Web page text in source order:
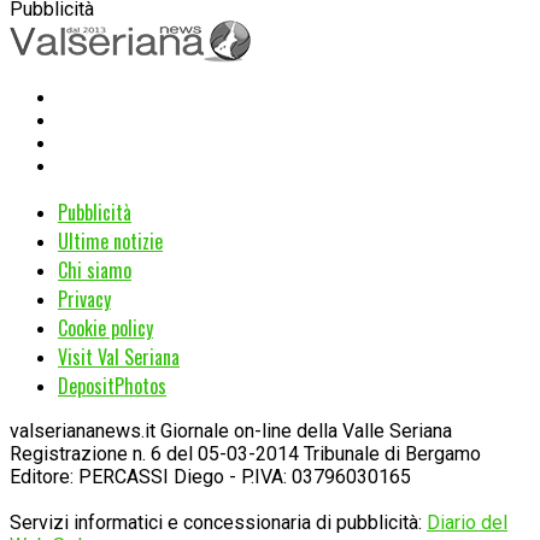
Pubblicità
Pubblicità
Ultime notizie
Chi siamo
Privacy
Cookie policy
Visit Val Seriana
DepositPhotos
valseriananews.it Giornale on-line della Valle Seriana
Registrazione n. 6 del 05-03-2014 Tribunale di Bergamo
Editore: PERCASSI Diego - P.IVA: 03796030165
Servizi informatici e concessionaria di pubblicità: Diario del